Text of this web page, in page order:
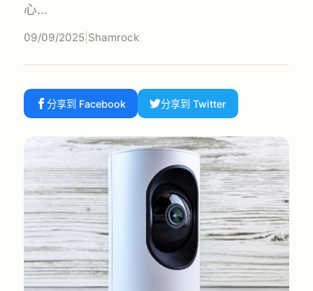
心…
09/09/2025 Shamrock
分享到 Facebook 分享到 Twitter